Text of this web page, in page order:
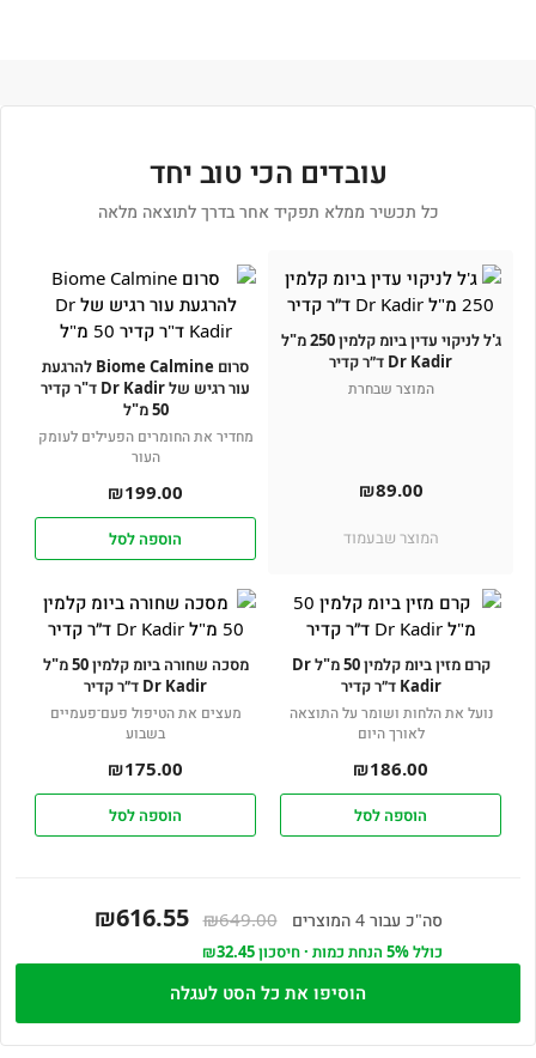
עובדים הכי טוב יחד
כל תכשיר ממלא תפקיד אחר בדרך לתוצאה מלאה
ג'ל לניקוי עדין ביומ קלמין 250 מ"ל
Dr Kadir ד״ר קדיר
המוצר שבחרת
₪89.00
המוצר שבעמוד
סרום Biome Calmine להרגעת
עור רגיש של Dr Kadir ד"ר קדיר
50 מ"ל
מחדיר את החומרים הפעילים לעומק
העור
₪199.00
הוספה לסל
קרם מזין ביומ קלמין 50 מ"ל Dr
Kadir ד״ר קדיר
נועל את הלחות ושומר על התוצאה
לאורך היום
₪186.00
הוספה לסל
מסכה שחורה ביומ קלמין 50 מ"ל
Dr Kadir ד״ר קדיר
מעצים את הטיפול פעם־פעמיים
בשבוע
₪175.00
הוספה לסל
סה"כ עבור 4 המוצרים ₪649.00
₪616.55
כולל 5% הנחת כמות · חיסכון ₪32.45
הוסיפו את כל הסט לעגלה